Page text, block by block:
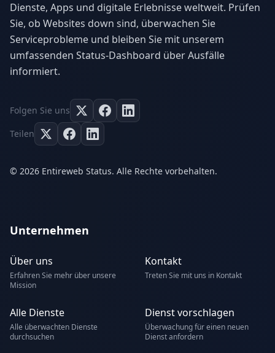
Dienste, Apps und digitale Erlebnisse weltweit. Prüfen
Sie, ob Websites down sind, überwachen Sie
Serviceprobleme und bleiben Sie mit unserem
umfassenden Status-Dashboard über Ausfälle
informiert.
Folgen Sie uns
Teilen
© 2026 Entireweb Status. Alle Rechte vorbehalten.
Unternehmen
Über uns
Erfahren Sie mehr über unsere
Mission
Kontakt
Treten Sie mit uns in Kontakt
Alle Dienste
Alle überwachten Dienste
durchsuchen
Dienst vorschlagen
Überwachung für einen neuen
Dienst anfordern